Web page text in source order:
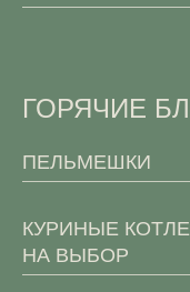
ГОРЯЧИЕ
ПЕЛЬМЕШКИ
КУРИНЫЕ
НА ВЫБОР